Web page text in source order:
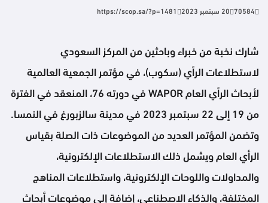
70584 20 سبتمبر 2023 https://scop.sa/?p=1481
شارك نخبة من خبراء وباحثين من المركز السعودي
لاستطلاعات الرأي (سكوب)، في مؤتمر الجمعية العالمية
لأبحاث الرأي العام WAPOR في دورته 76، المنعقد في الفترة
من 19 إلى 22 سبتمبر 2023 في مدينة سالزبورغ في النمسا.
وتضمن المؤتمر العديد من الموضوعات ذات الصلة بقياس
الرأي العام ويشمل ذلك الاستطلاعات الإلكترونية،
والمداولات واللوحات الإلكترونية، واستطلاعات المناهج
المختلفة، والذكاء الاصطناعي، إضافة إلى موضوعات أبحاث